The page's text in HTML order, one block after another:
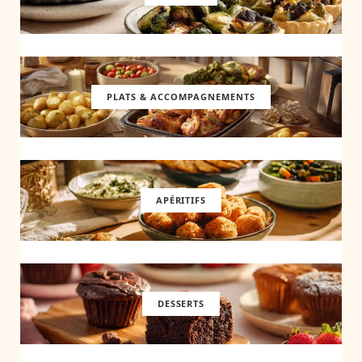
PLATS & ACCOMPAGNEMENTS
APÉRITIFS
DESSERTS